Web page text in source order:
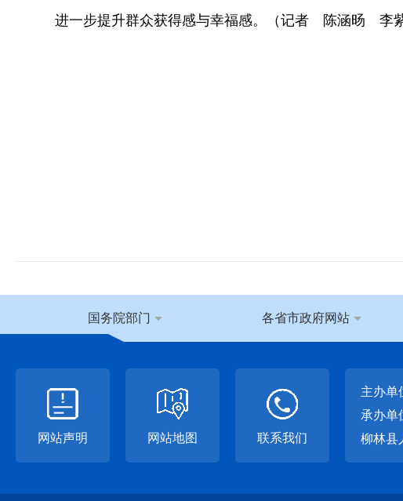
进一步提升群众获得感与幸福感。（记者 陈涵旸 李紫
国务院部门 各省市政府网站
网站声明 网站地图 联系我们
主办单
承办单
柳林县